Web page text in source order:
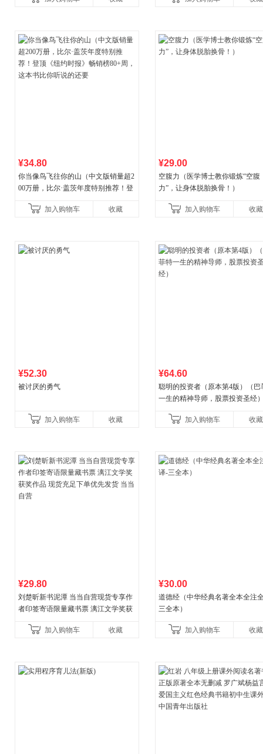
¥34.80
你当像鸟飞往你的山（中文版销量超2
00万册，比尔·盖茨年度特别推荐！登
比你听说的还要
加入购物车 收藏
¥29.00
空腹力（医学博士教你锻炼“空腹
力”，让身体脱胎换骨！）
加入购物车 收藏
¥52.30
被讨厌的勇气
加入购物车 收藏
¥64.60
聪明的投资者（原本第4版）（巴
一生的精神导师，股票投资圣经
加入购物车 收藏
¥29.80
刘楚昕新书泥潭 当当自营现货专享作
者印签寄语限量藏书票 漓江文学奖获
加入购物车 收藏
¥30.00
道德经（中华经典名著全本全注
三全本）
加入购物车 收藏